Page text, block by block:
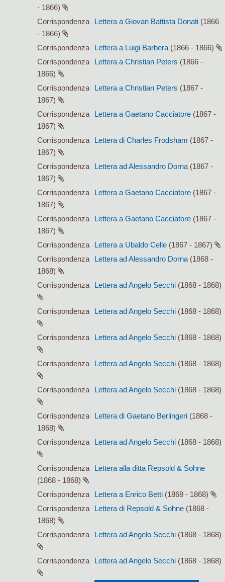
- 1866)
Corrispondenza
Lettera a Giovan Battista Donati (1866
- 1866)
Corrispondenza
Lettera a Luigi Barbera (1866 - 1866)
Corrispondenza
Lettera a Christian Peters (1866 -
1866)
Corrispondenza
Lettera a Christian Peters (1867 -
1867)
Corrispondenza
Lettera a Gaetano Cacciatore (1867 -
1867)
Corrispondenza
Lettera di Charles Frodsham (1867 -
1867)
Corrispondenza
Lettera ad Alessandro Dorna (1867 -
1867)
Corrispondenza
Lettera a Gaetano Cacciatore (1867 -
1867)
Corrispondenza
Lettera a Gaetano Cacciatore (1867 -
1867)
Corrispondenza
Lettera a Ubaldo Celle (1867 - 1867)
Corrispondenza
Lettera ad Alessandro Dorna (1868 -
1868)
Corrispondenza
Lettera ad Angelo Secchi (1868 - 1868)
Corrispondenza Lettera ad Angelo Secchi (1868 - 1868)
Corrispondenza Lettera ad Angelo Secchi (1868 - 1868)
Corrispondenza Lettera ad Angelo Secchi (1868 - 1868)
Corrispondenza Lettera ad Angelo Secchi (1868 - 1868)
Corrispondenza Lettera di Gaetano Berlingeri (1868 -
1868)
Corrispondenza
Lettera ad Angelo Secchi (1868 - 1868)
Corrispondenza
Lettera alla ditta Repsold & Sohne
(1868 - 1868)
Corrispondenza
Lettera a Enrico Betti (1868 - 1868)
Corrispondenza
Lettera di Repsold & Sohne (1868 -
1868)
Corrispondenza
Lettera ad Angelo Secchi (1868 - 1868)
Corrispondenza Lettera ad Angelo Secchi (1868 - 1868)